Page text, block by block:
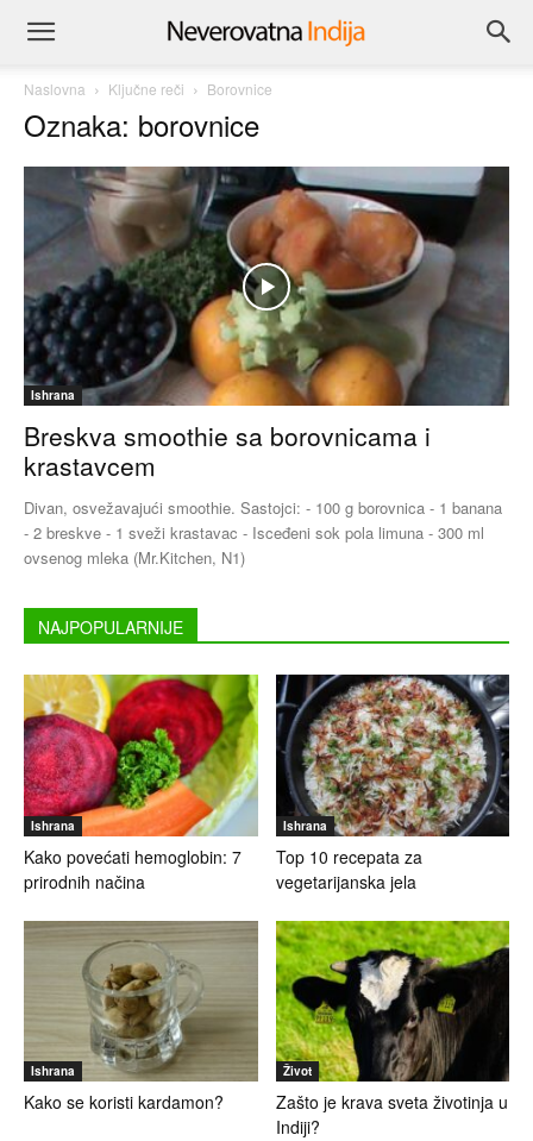
Naslovna Ključne reči Borovnice
Oznaka: borovnice
Ishrana
Breskva smoothie sa borovnicama i
krastavcem
Divan, osvežavajući smoothie. Sastojci: - 100 g borovnica - 1 banana
- 2 breskve - 1 sveži krastavac - Isceđeni sok pola limuna - 300 ml
ovsenog mleka (Mr.Kitchen, N1)
NAJPOPULARNIJE
Ishrana
Kako povećati hemoglobin: 7
prirodnih načina
Ishrana
Top 10 recepata za
vegetarijanska jela
Ishrana
Kako se koristi kardamon?
Život
Zašto je krava sveta životinja u
Indiji?